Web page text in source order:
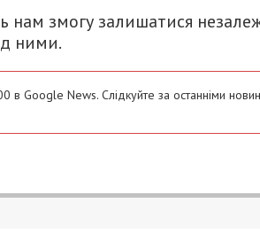
нам змогу залишатися
ними.
в Google News. Слідкуйте за останніми